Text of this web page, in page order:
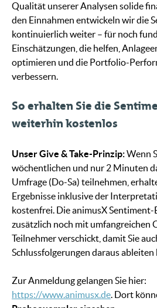
Qualität unserer Analysen solide
den Einnahmen entwickeln wir die
kontinuierlich weiter – für noch
Einschätzungen, die helfen,
optimieren und die Portfolio-
verbessern.
So erhalten Sie die
weiterhin kostenlos
Unser Give & Take-Prinzip:Wenn
wöchentlichen und nur 2 Minuten
Umfrage (Do-Sa) teilnehmen,
Ergebnisse inklusive der
kostenfrei. Die animusX Sentiment-
zusätzlich noch mit umfangreichen
Teilnehmer verschickt, damit Sie
Schlussfolgerungen daraus ableiten
Zur Anmeldung gelangen Sie hier:
https://www.animusx.de. Dort